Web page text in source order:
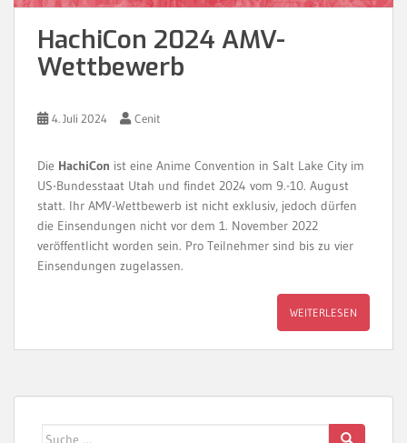
HachiCon 2024 AMV-
Wettbewerb
4. Juli 2024 Cenit
Die HachiCon ist eine Anime Convention in Salt Lake City im
US-Bundesstaat Utah und findet 2024 vom 9.-10. August
statt. Ihr AMV-Wettbewerb ist nicht exklusiv, jedoch dürfen
die Einsendungen nicht vor dem 1. November 2022
veröffentlicht worden sein. Pro Teilnehmer sind bis zu vier
Einsendungen zugelassen.
WEITERLESEN
Suche